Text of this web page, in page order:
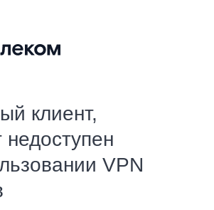
клиент,
VPN